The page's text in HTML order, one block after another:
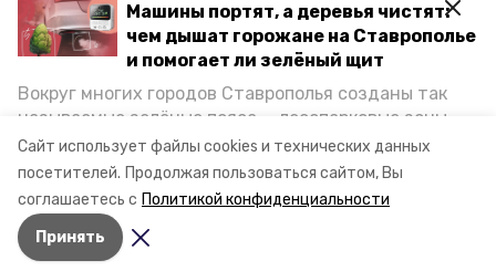
Сайт использует файлы cookies и технических данных
посетителей. Продолжая пользоваться сайтом, Вы
соглашаетесь с Политикой конфиденциальности
Принять
Машины портят, а деревья чистят:
чем дышат горожане на Ставрополье
и помогает ли зелёный щит
Вокруг многих городов Ставрополья созданы так
называемые зелёные пояса — лесопарковые зоны,
снижающие негативное воздействие выхлопных
газов на атмосферу. Справляются ли они с
постоянно растущим потоком автотранспорта и
каким воздухом дышат жители края, узнала
корреспондент «Победы26».
что хозяина нет на месте, гражданин
пробрался в дом и забрал
злоумышленника возбуждено уголовное
дело. Похищенное имущество
возвращено законному владельцу.
Авторы: Сергей Сыровацкий